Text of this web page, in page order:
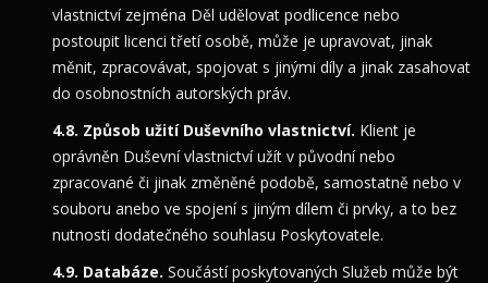
vlastnictví zejména Děl udělovat podlicence nebo
postoupit licenci třetí osobě, může je upravovat, jinak
měnit, zpracovávat, spojovat s jinými díly a jinak zasahovat
do osobnostních autorských práv.
Způsob užití Duševního vlastnictví. Klient je
oprávněn Duševní vlastnictví užít v původní nebo
zpracované či jinak změněné podobě, samostatně nebo v
souboru anebo ve spojení s jiným dílem či prvky, a to bez
nutnosti dodatečného souhlasu Poskytovatele.
Databáze. Součástí poskytovaných Služeb může být